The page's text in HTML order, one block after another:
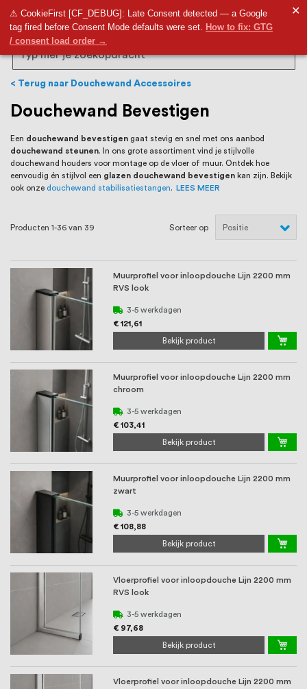
9,5
⚠ CookieFirst [CF_DEBUG]: Late Consent detected — a Google
tag fired before Consent Mode defaults were set. How to fix: GTG
/ consent load order →
✕
RVS Land is een écht familiebedrijf met
bijna 20 jaar ervaring in RVS producten
voor binnen- en buitenhuis, waaronder
trapleuningen, deurbeslag,
ventilatieroosters en bouwbeslag. In onze
webshop vind je het grootste assortiment
van Nederland en België, met meer dan
100.000 hoogwaardige RVS artikelen
tevens een eigen werkplaats waar we
RVS op maat produceren, geheel volgens
jouw specifieke wensen. Al sinds onze
oprichting staat persoonlijke service bij
ons voorop, want we geloven dat een
goede relatie met onze klanten het
verschil maakt.
Search
Terug naar Douchewand Accessoires
Douchewand Bevestigen
Een douchewand bevestigen gaat stevig en snel met ons aanbod
douchewand steunen. In ons grote assortiment vind je stijlvolle
douchewand houders voor montage op de vloer of muur. Ontdek hoe
eenvoudig én stijlvol een glazen douchewand bevestigen kan zijn. Bekijk
ook onze douchewand stabilisatiestangen. LEES MEER
Producten 1-36 van 39 Sorteer op
Muurprofiel voor inloopdouche Lijn 2200 mm
RVS look
3-5 werkdagen
€ 121,61
Bekijk product
Muurprofiel voor inloopdouche Lijn 2200 mm
chroom
3-5 werkdagen
€ 103,41
Bekijk product
Muurprofiel voor inloopdouche Lijn 2200 mm
zwart
3-5 werkdagen
€ 108,88
Bekijk product
Vloerprofiel voor inloopdouche Lijn 2200 mm
RVS look
3-5 werkdagen
€ 97,68
Bekijk product
Vloerprofiel voor inloopdouche Lijn 2200 mm